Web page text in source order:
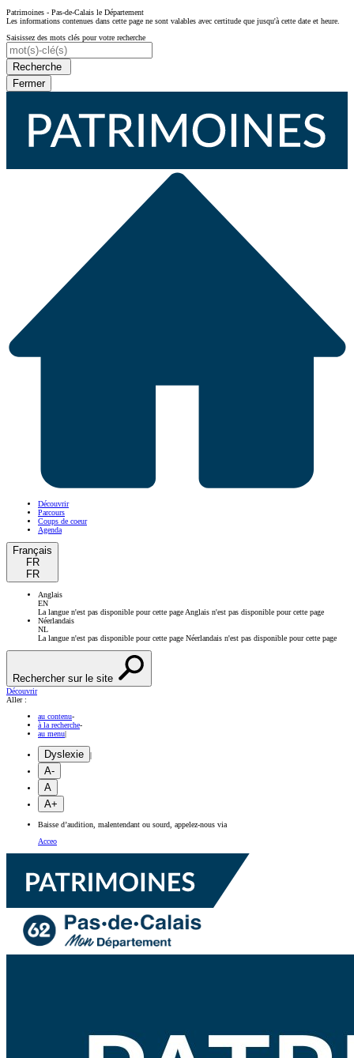
Patrimoines - Pas-de-Calais le Département
Les informations contenues dans cette page ne sont valables avec certitude que jusqu'à cette date et heure.
Saisissez des mots clés pour votre recherche
Recherche
Fermer
Découvrir
Parcours
Coups de coeur
Agenda
Français
FR
FR
Anglais
EN
La langue n'est pas disponible pour cette page Anglais n'est pas disponible pour cette page
Néerlandais
NL
La langue n'est pas disponible pour cette page Néerlandais n'est pas disponible pour cette page
Rechercher sur le site
Découvrir
Aller :
au contenu-
à la recherche-
au menu|
Dyslexie |
A-
A
A+
Baisse d’audition, malentendant ou sourd, appelez-nous via
Acceo